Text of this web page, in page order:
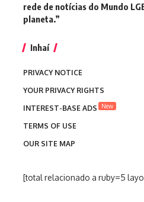
rede de notícias do Mundo
planeta.”
Inhaí
PRIVACY NOTICE
YOUR PRIVACY RIGHTS
INTEREST-BASE ADS
New
TERMS OF USE
OUR SITE MAP
[total relacionado a ruby=5